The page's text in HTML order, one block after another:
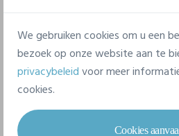
Samenstelling
100% polyester-recycled.
4 beschikbare maten
We gebruiken cookies om u een
bezoek op onze website aan te
privacybeleidvoor meer
cookies.
Cookies